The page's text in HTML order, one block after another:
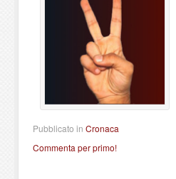
Pubblicato in Cronaca
Commenta per primo!